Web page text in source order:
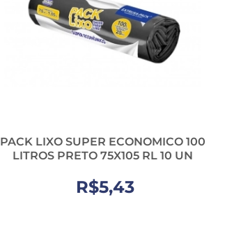
PACK LIXO SUPER ECONOMICO 100
LITROS PRETO 75X105 RL 10 UN
R$5,43